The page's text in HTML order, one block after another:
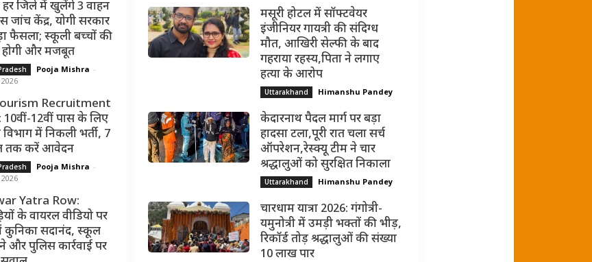
हर जिले में खुलेंगे 3 वाहन
जांच केंद्र, योगी सरकार
फैसला; स्कूली बच्चों की
होगी और मजबूत
Pooja Mishra -
Recruitment
10वीं-12वीं पास के लिए
विभाग में निकली भर्ती, 7
तक करें आवेदन
Pooja Mishra -
Yatra Row:
के वायरल वीडियो पर
कुनिका सदानंद, स्कूल
और पुलिस कार्रवाई पर
मसूरी होटल में सॉफ्टवेयर
इंजीनियर गायत्री की संदिग्ध
मौत, आखिरी सेल्फी के बाद
गहराया रहस्य,पिता ने लगाए
हत्या के आरोप
Uttarakhand Himanshu Pandey
केदारनाथ पैदल मार्ग पर बड़ा
हादसा टला,पूरी रात चला सर्च
ऑपरेशन,रेस्क्यू टीम ने चार
श्रद्धालुओं को सुरक्षित निकाला
Uttarakhand Himanshu Pandey
चारधाम यात्रा 2026: गंगोत्री-
यमुनोत्री में उमड़ी भक्तों की भीड़,
रिकॉर्ड तोड़ श्रद्धालुओं की संख्या
10 लाख पार